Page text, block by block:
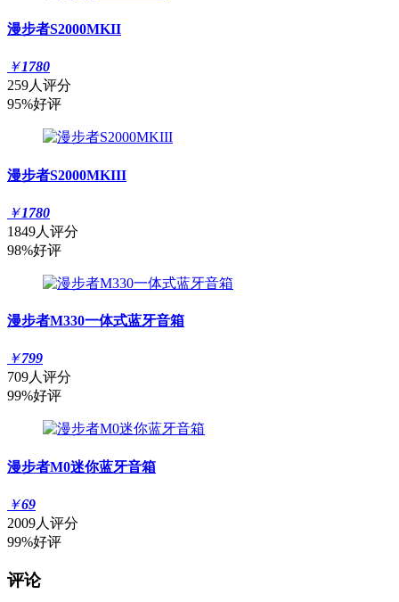
漫步者S2000MKII
￥1780
259人评分
95%好评
漫步者S2000MKIII
￥1780
1849人评分
98%好评
漫步者M330一体式蓝牙音箱
￥799
709人评分
99%好评
漫步者M0迷你蓝牙音箱
￥69
2009人评分
99%好评
评论